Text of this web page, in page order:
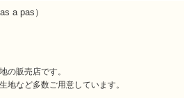
a pas）
の販売店です。
地など多数ご用意しています。